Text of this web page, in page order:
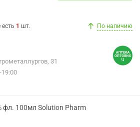
есть 1 шт. По наличию
31
фл. 100мл Solution Pharm